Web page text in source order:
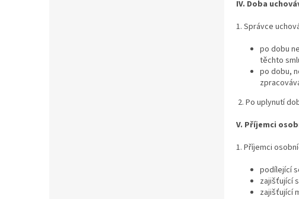
IV. Doba
1. Správce
po dobu
těchto
po dobu,
2. Po uplynutí
V. Příjemci
1. Příjemci
podílející
zajišťující
zajišťující